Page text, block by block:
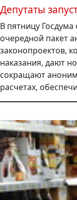
Депутаты
В пятницу
очередной пакет
законопроектов,
наказания, дают
сокращают
расчетах,